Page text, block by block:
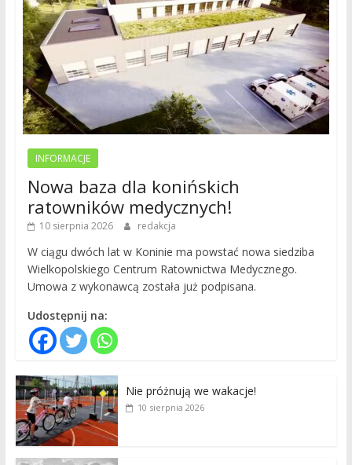
INFORMACJE
Nowa baza dla konińskich
ratowników medycznych!
10 sierpnia 2026 redakcja
W ciągu dwóch lat w Koninie ma powstać nowa siedziba
Wielkopolskiego Centrum Ratownictwa Medycznego.
Umowa z wykonawcą została już podpisana.
Udostępnij na:
Nie próżnują we wakacje!
10 sierpnia 2026